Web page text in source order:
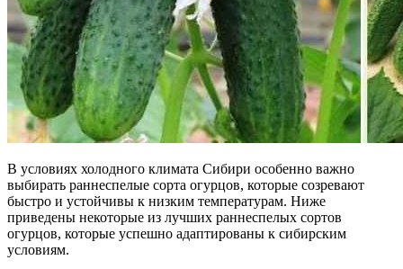
В условиях холодного климата Сибири особенно важно
выбирать раннеспелые сорта огурцов, которые созревают
быстро и устойчивы к низким температурам. Ниже
приведены некоторые из лучших раннеспелых сортов
огурцов, которые успешно адаптированы к сибирским
условиям.